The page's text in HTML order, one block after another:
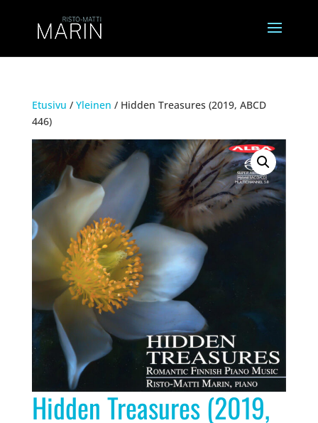
Etusivu / Yleinen / Hidden Treasures (2019, ABCD
446)
Hidden Treasures (2019,